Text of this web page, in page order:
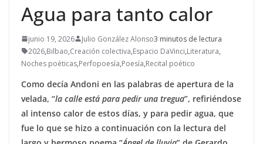
Agua para tanto calor
junio 19, 2026 Julio González Alonso3 minutos de lectura
2026,Bilbao,Creación colectiva,Espacio DaVinci,Literatura,
Noches poéticas,Perfopoesía,Poesía,Recital poético
Como decía Andoni en las palabras de apertura de la
velada, “la calle está para pedir una tregua”, refiriéndose
al intenso calor de estos días, y para pedir agua, que
fue lo que se hizo a continuación con la lectura del